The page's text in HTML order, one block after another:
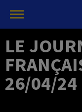
LE
26/04/24